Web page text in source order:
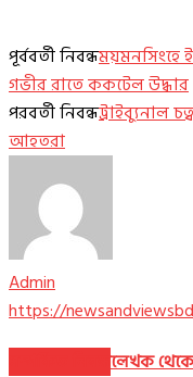
পূর্ববর্তী নিবন্ধময়মনসিংহে
গভীর রাতে ককটেল উদ্ধার
পরবর্তী নিবন্ধট্রাইব্যুনাল
আহতরা
Admin
https://
লেখক